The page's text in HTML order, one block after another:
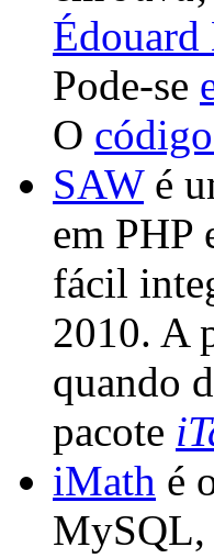
Édouard
Pode-se
O
SAWé
em PHP
fácil
2010. A
quando
pacote
iMath é
MySQL,